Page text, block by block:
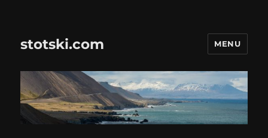
stotski.com MENU